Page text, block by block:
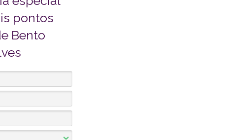
pontos
Bento